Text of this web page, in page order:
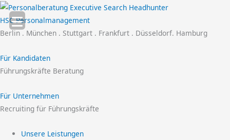
Zum
Inhalt
springen
HSC Personalmanagement
Berlin . München . Stuttgart . Frankfurt . Düsseldorf. Hamburg
Für Kandidaten
Führungskräfte Beratung
Für Unternehmen
Recruiting für Führungskräfte
Unsere Leistungen